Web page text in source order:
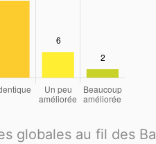
globales au fil des